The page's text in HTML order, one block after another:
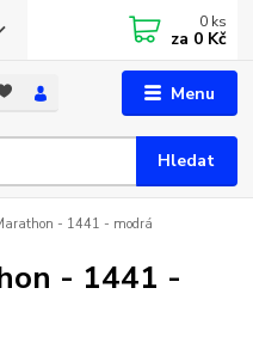
Menu
Hledat
0 ks
za 0 Kč
- 1441 - modrá
- 1441 -